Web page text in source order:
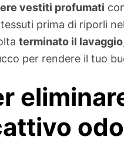
vestiti profumati
prima di riporli
terminato il lavaggio
per rendere il tuo